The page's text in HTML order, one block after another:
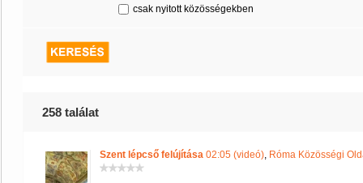
csak nyitott közösségekben
258 találat
Szent lépcső felújítása 02:05 (videó), Róma Közösségi